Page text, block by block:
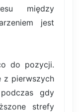
między
jest
do pozycji.
z pierwszych
gdy
strefy